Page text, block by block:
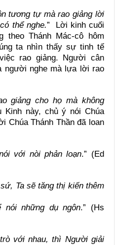
tương tự mà rao giảng lời
thể nghe.”
Lời kinh cuối
theo Thánh Mác-cô hôm
ta nhìn thấy sự tinh tế
rao giảng. Người cân
người nghe mà lựa lời rao
giảng cho họ mà không
Kinh này, chủ ý nói Chúa
Chúa Thánh Thần đã loan
với nòi phản loạn.” (Ed
Ta sẽ tăng thị kiến thêm
những dụ ngôn.” (Hs
với nhau, thì Người giải